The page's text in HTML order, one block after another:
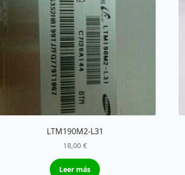
LTM190M2-L31
18,00 €
Leer más